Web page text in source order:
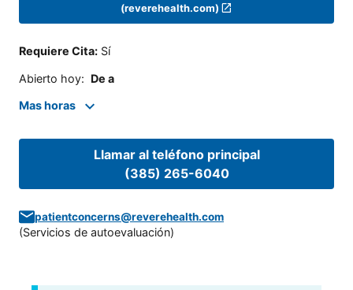
(reverehealth.com)
Requiere Cita: Sí
Abierto hoy: De a
Mas horas
Llamar al teléfono principal
(385) 265-6040
patientconcerns@reverehealth.com
(Servicios de autoevaluación)